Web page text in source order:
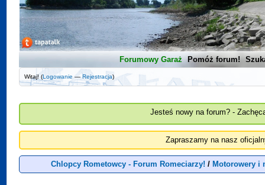
Forumowy Garaż Pomóż forum!
Witaj! (Logowanie —Rejestracja)
Jesteś nowy na forum? -
Zapraszamy na nasz
Chlopcy Rometowcy - Forum Romeciarzy! / Motorowery i